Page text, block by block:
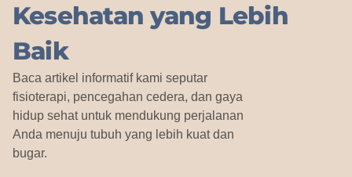
Kesehatan yang Lebih
Baik
Baca artikel informatif kami seputar
fisioterapi, pencegahan cedera, dan gaya
hidup sehat untuk mendukung perjalanan
Anda menuju tubuh yang lebih kuat dan
bugar.